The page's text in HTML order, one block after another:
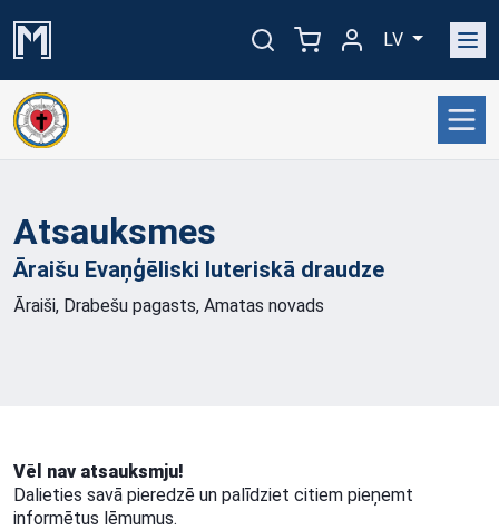
LV
Atsauksmes
Āraišu Evaņģēliski luteriskā draudze
Āraiši, Drabešu pagasts, Amatas novads
Vēl nav atsauksmju!
Dalieties savā pieredzē un palīdziet citiem pieņemt
informētus lēmumus.